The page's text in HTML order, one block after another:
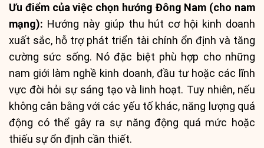
Ưu điểm của việc chọn hướng Đông Nam (cho nam
mạng): Hướng này giúp thu hút cơ hội kinh doanh
xuất sắc, hỗ trợ phát triển tài chính ổn định và tăng
cường sức sống. Nó đặc biệt phù hợp cho những
nam giới làm nghề kinh doanh, đầu tư hoặc các lĩnh
vực đòi hỏi sự sáng tạo và linh hoạt. Tuy nhiên, nếu
không cân bằng với các yếu tố khác, năng lượng quá
động có thể gây ra sự năng động quá mức hoặc
thiếu sự ổn định cần thiết.